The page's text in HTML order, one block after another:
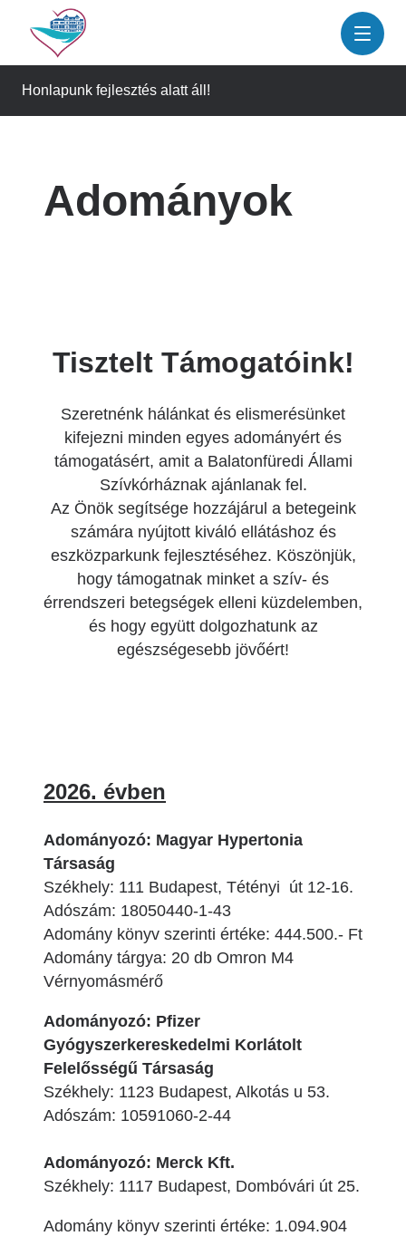
tartalomra
Honlapunk fejlesztés alatt áll!
Adományok
Tisztelt Támogatóink!
Szeretnénk hálánkat és elismerésünket
kifejezni minden egyes adományért és
támogatásért, amit a Balatonfüredi Állami
Szívkórháznak ajánlanak fel.
Az Önök segítsége hozzájárul a betegeink
számára nyújtott kiváló ellátáshoz és
eszközparkunk fejlesztéséhez. Köszönjük,
hogy támogatnak minket a szív- és
érrendszeri betegségek elleni küzdelemben,
és hogy együtt dolgozhatunk az
egészségesebb jövőért!
2026. évben
Adományozó: Magyar Hypertonia
Társaság
Székhely: 111 Budapest, Tétényi út 12-16.
Adószám: 18050440-1-43
Adomány könyv szerinti értéke: 444.500.- Ft
Adomány tárgya: 20 db Omron M4
Vérnyomásmérő
Adományozó: Pfizer
Gyógyszerkereskedelmi Korlátolt
Felelősségű Társaság
Székhely: 1123 Budapest, Alkotás u 53.
Adószám: 10591060-2-44
Adományozó: Merck Kft.
Székhely: 1117 Budapest, Dombóvári út 25.
Adomány könyv szerinti értéke: 1.094.904